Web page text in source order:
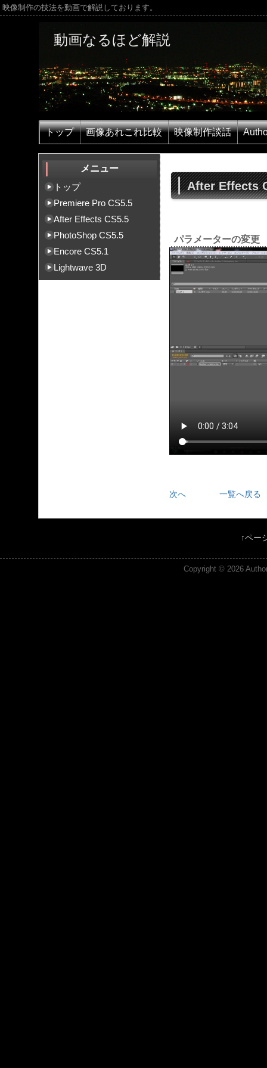
映像制作の技法を動画で解説しております。
動画なるほど解説
トップ 画像あれこれ比較 映像制作談話
After Effects
パラメーターの変更
次へ 一覧へ戻る
メニュー
トップ
Premiere Pro CS5.5
After Effects CS5.5
PhotoShop CS5.5
Encore CS5.1
Lightwave 3D
↑ペー
Copyright © 2026